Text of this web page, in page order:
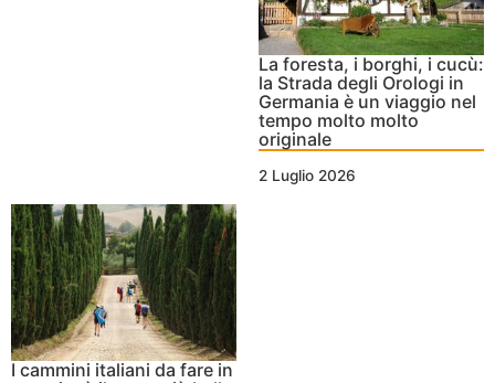
La foresta, i borghi, i cucù:
la Strada degli Orologi in
Germania è un viaggio nel
tempo molto molto
originale
2 Luglio 2026
I cammini italiani da fare in